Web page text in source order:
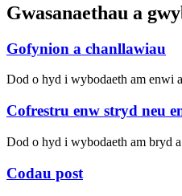
Gwasanaethau a
Gofynion a chanllawiau
Dod o hyd i wybodaeth am enwi
Cofrestru enw stryd neu
Dod o hyd i wybodaeth am bryd
Codau post